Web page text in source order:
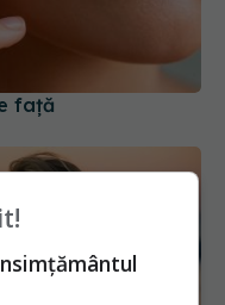
față